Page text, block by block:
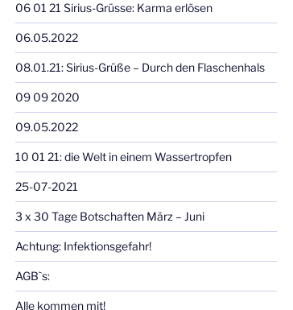
06 01 21 Sirius-Grüsse: Karma erlösen
06.05.2022
08.01.21: Sirius-Grüße – Durch den Flaschenhals
09 09 2020
09.05.2022
10 01 21: die Welt in einem Wassertropfen
25-07-2021
3 x 30 Tage Botschaften März – Juni
Achtung: Infektionsgefahr!
AGB`s:
Alle kommen mit!